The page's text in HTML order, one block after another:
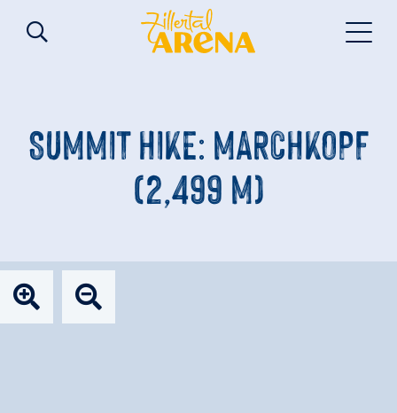
SUMMIT HIKE: MARCHKOPF
(2,499 M)